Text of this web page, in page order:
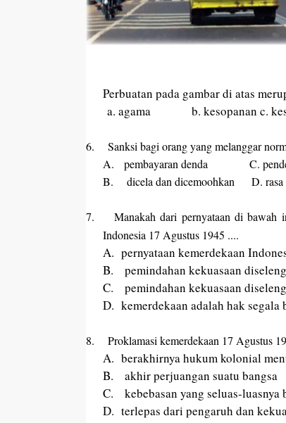
Perbuatan pada gambar di atas
a. agama b. kesopanan c.
6. Sanksi bagi orang yang melanggar
A.
pembayaran denda C.
B.
dicela dan dicemoohkan D. rasa
7. Manakah dari pernyataan di
Indonesia 17 Agustus 1945 ....
A. pernyataan kemerdekaan
B.
pemindahan kekuasaan
C.
pemindahan kekuasaan
D. kemerdekaan adalah hak segala
8. Proklamasi kemerdekaan 17 Agustus
A. berakhirnya hukum kolonial
B.
akhir perjuangan suatu bangsa
C.
kebebasan yang seluas-
D. terlepas dari pengaruh dan